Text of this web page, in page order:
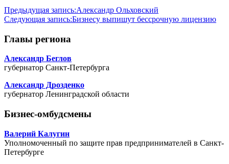
Предыдущая запись:Александр Ольховский
Следующая запись:Бизнесу выпишут бессрочную лицензию
Главы региона
Александр Беглов
губернатор Санкт-Петербурга
Александр Дрозденко
губернатор Ленинградской области
Бизнес-омбудсмены
Валерий Калугин
Уполномоченный по защите прав предпринимателей в Санкт-
Петербурге